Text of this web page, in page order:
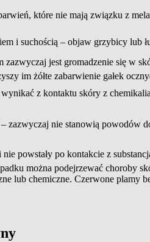
które nie mają związku z
i suchością – objaw grzybicy lub
zazwyczaj jest gromadzenie się w
im żółte zabarwienie gałek
z kontaktu skóry z
– zazwyczaj nie stanowią powodów
nie powstały po kontakcie z
można podejrzewać choroby
lub chemiczne. Czerwone plamy